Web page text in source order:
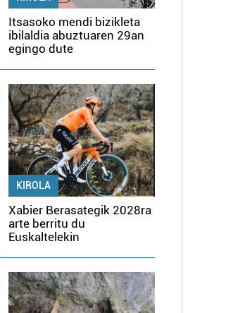
Itsasoko mendi bizikleta
ibilaldia abuztuaren 29an
egingo dute
KIROLA
Xabier Berasategik 2028ra
arte berritu du
Euskaltelekin